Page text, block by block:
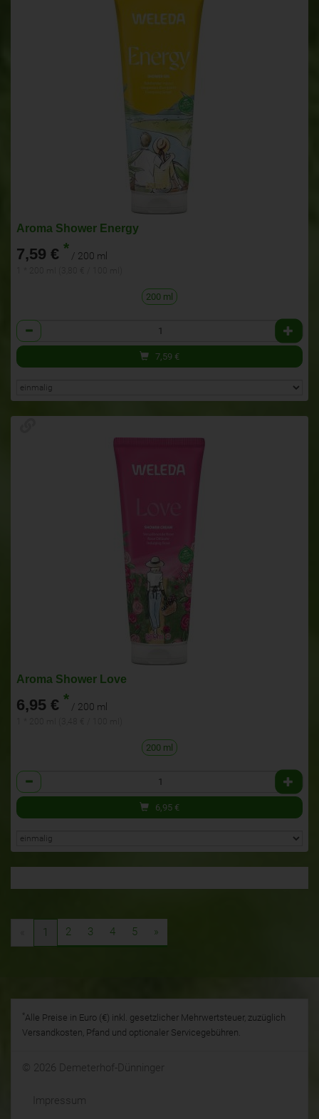
Aroma Shower Energy
7,59 € * / 200 ml
200 ml
Anzahl
7,59 €
Aroma Shower Love
6,95 € * / 200 ml
200 ml
Anzahl
6,95 €
1 2 3 4 5 »
*Alle Preise in Euro (€) inkl. gesetzlicher Mehrwertsteuer, zuzüglich
Versandkosten, Pfand und optionaler Servicegebühren.
© 2026 Demeterhof-Dünninger
Impressum